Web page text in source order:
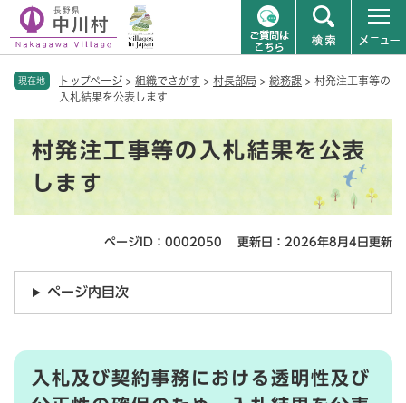
現在地 トップページ > 組織でさがす > 村長部局 > 総務課 > 村発注工事等の
入札結果を公表します
村発注工事等の入札結果を公表
します
ページID：0002050 更新日：2026年8月4日更新
ページ内目次
入札及び契約事務における透明性及び